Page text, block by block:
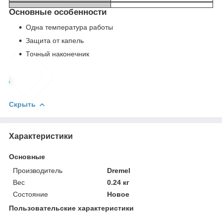
Основные особенности
Одна температура работы
Защита от капель
Точный наконечник
Скрыть
Характеристики
Основные
Производитель
Dremel
Вес
0.24 кг
Состояние
Новое
Пользовательские характеристики